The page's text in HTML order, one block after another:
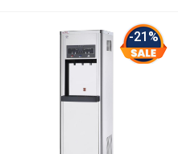
-21%